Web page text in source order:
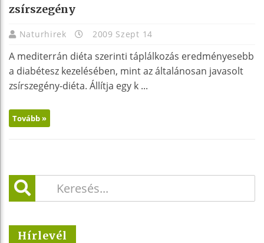
zsírszegény
Naturhirek 2009 Szept 14
A mediterrán diéta szerinti táplálkozás eredményesebb
a diabétesz kezelésében, mint az általánosan javasolt
zsírszegény-diéta. Állítja egy k ...
Tovább »
Hírlevél